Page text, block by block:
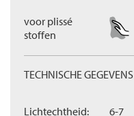
voor plissé
stoffen
TECHNISCHE GEGEVENS
Lichtechtheid: 6-7